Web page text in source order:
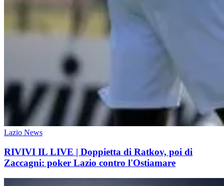
Lazio News
RIVIVI IL LIVE | Doppietta di Ratkov, poi di
Zaccagni: poker Lazio contro l'Ostiamare